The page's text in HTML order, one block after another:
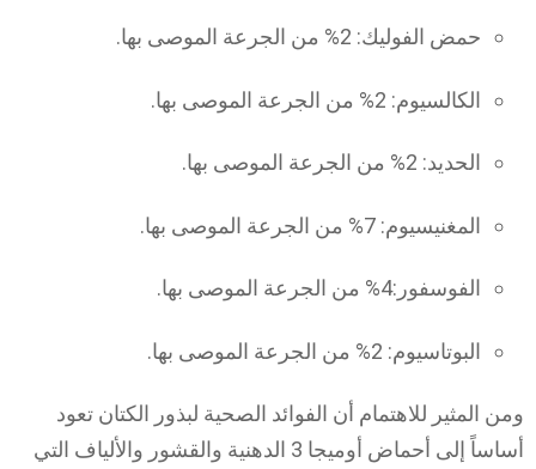
حمض الفوليك: 2% من الجرعة الموصى بها.
الكالسيوم: 2% من الجرعة الموصى بها.
الحديد: 2% من الجرعة الموصى بها.
المغنيسيوم: 7% من الجرعة الموصى بها.
الفوسفور:4% من الجرعة الموصى بها.
البوتاسيوم: 2% من الجرعة الموصى بها.
ومن المثير للاهتمام أن الفوائد الصحية لبذور الكتان تعود
أساساً إلى أحماض أوميجا 3 الدهنية والقشور والألياف التي